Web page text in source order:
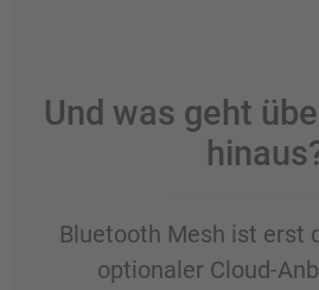
Und was geht
Bluetooth Mesh ist erst
optionaler Cloud-